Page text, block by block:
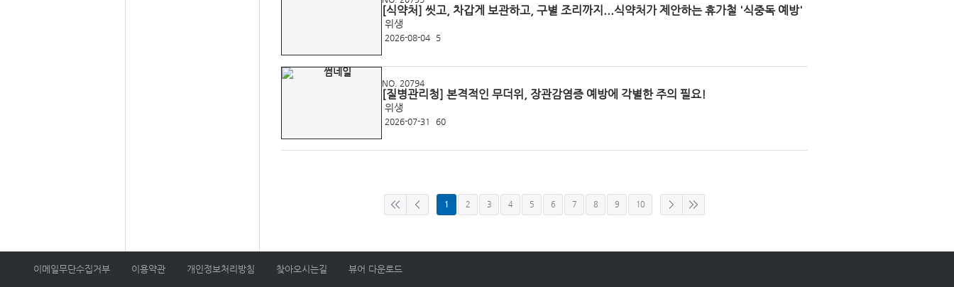
[식약처] 씻고, 차갑게 보관하고, 구별 조리까지...식약처가 제안하는 휴가철 '식중독 예방'
위생
2026-08-04 5
NO. 20794
[질병관리청] 본격적인 무더위, 장관감염증 예방에 각별한 주의 필요!
위생
2026-07-31 60
1 2 3 4 5 6 7 8 9 10
이메일무단수집거부 이용약관 개인정보처리방침 찾아오시는길 뷰어 다운로드